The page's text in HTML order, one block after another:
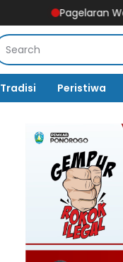
Pagelaran Wayang Kulit
Tradisi Peristiwa